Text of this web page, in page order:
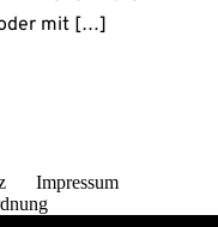
mit […]
Impressum